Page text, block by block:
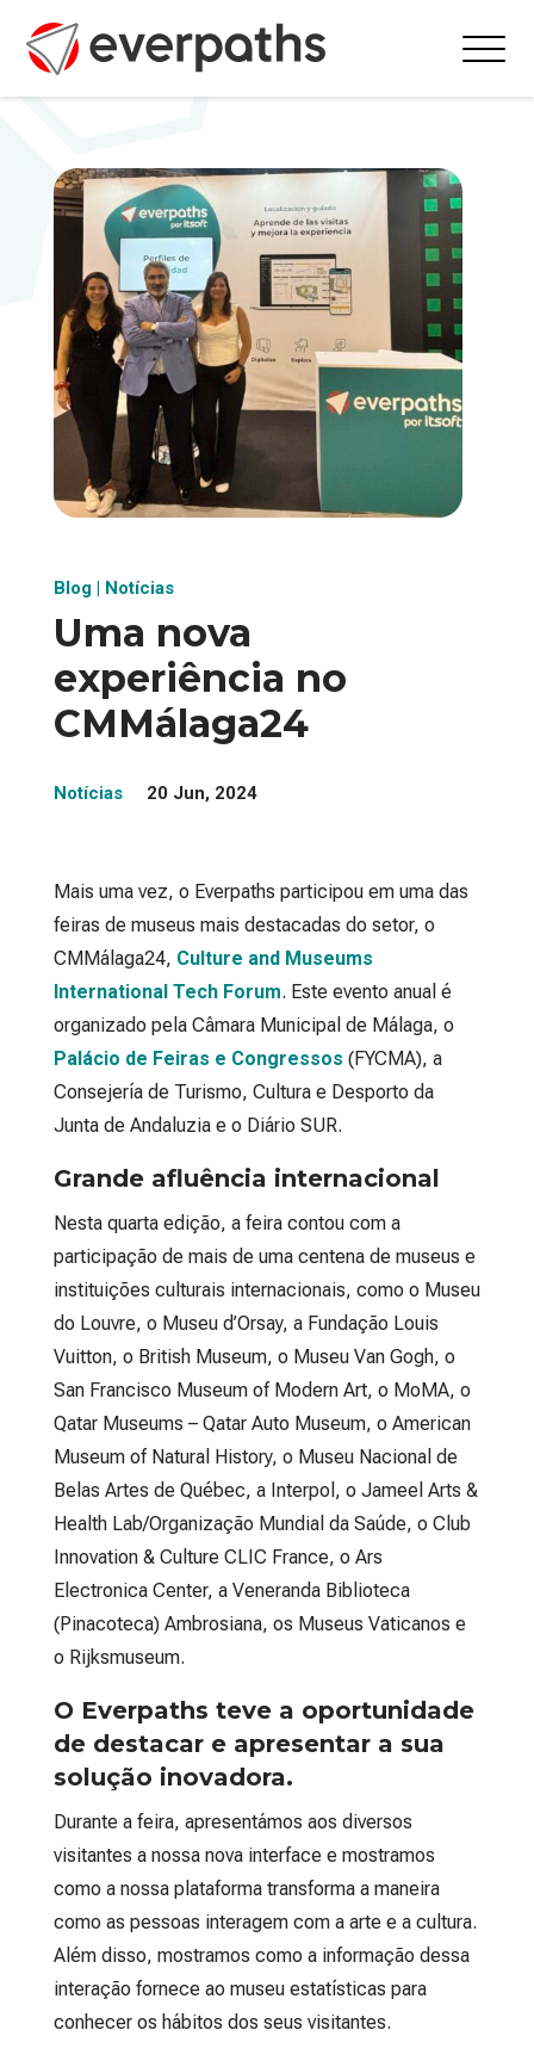
Blog| Notícias
Uma nova
experiência no
CMMálaga24
Notícias 20 Jun, 2024
Mais uma vez, o Everpaths participou em uma das
feiras de museus mais destacadas do setor, o
CMMálaga24, Culture and Museums
International Tech Forum. Este evento anual é
organizado pela Câmara Municipal de Málaga, o
Palácio de Feiras e Congressos (FYCMA), a
Consejería de Turismo, Cultura e Desporto da
Junta de Andaluzia e o Diário SUR.
Grande afluência internacional
Nesta quarta edição, a feira contou com a
participação de mais de uma centena de museus e
instituições culturais internacionais, como o Museu
do Louvre, o Museu d’Orsay, a Fundação Louis
Vuitton, o British Museum, o Museu Van Gogh, o
San Francisco Museum of Modern Art, o MoMA, o
Qatar Museums – Qatar Auto Museum, o American
Museum of Natural History, o Museu Nacional de
Belas Artes de Québec, a Interpol, o Jameel Arts &
Health Lab/Organização Mundial da Saúde, o Club
Innovation & Culture CLIC France, o Ars
Electronica Center, a Veneranda Biblioteca
(Pinacoteca) Ambrosiana, os Museus Vaticanos e
o Rijksmuseum.
O Everpaths teve a oportunidade
de destacar e apresentar a sua
solução inovadora.
Durante a feira, apresentámos aos diversos
visitantes a nossa nova interface e mostramos
como a nossa plataforma transforma a maneira
como as pessoas interagem com a arte e a cultura.
Além disso, mostramos como a informação dessa
interação fornece ao museu estatísticas para
conhecer os hábitos dos seus visitantes.